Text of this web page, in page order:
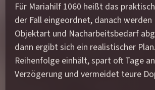
Für Mariahilf 1060 heißt das
der Fall eingeordnet, danach
Objektart und Nacharbeitsbedarf
dann ergibt sich ein realistischer
Reihenfolge einhält, spart oft Tage
Verzögerung und vermeidet teure